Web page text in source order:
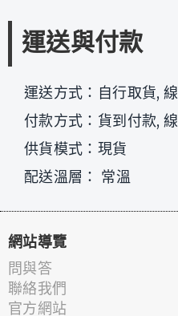
運送與付款
運送方式：自行取貨,
付款方式：貨到付款,
供貨模式：現貨
配送溫層： 常溫
網站導覽
問與答
聯絡我們
官方網站